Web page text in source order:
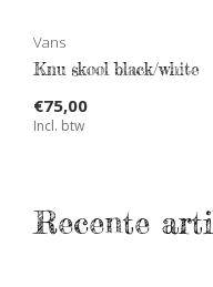
Vans
Knu skool black/white
€75,00
Incl. btw
Recente